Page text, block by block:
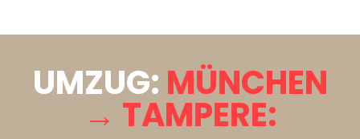
UMZUG: MÜNCHEN
→ TAMPERE: